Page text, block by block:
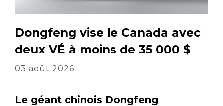
Dongfeng vise le Canada avec
deux VÉ à moins de 35 000 $
03 août 2026
Le géant chinois Dongfeng